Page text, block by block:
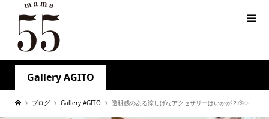
Gallery AGITO
ブログ Gallery AGITO 透明感のある涼しげなアクセサリーはいかが？🐚✨